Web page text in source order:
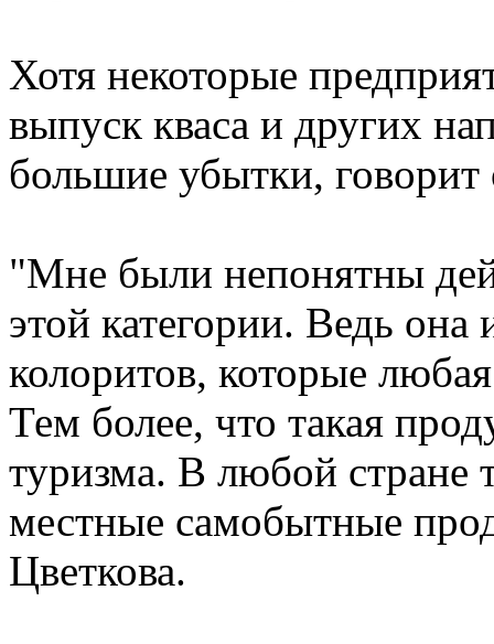
Хотя некоторые
выпуск кваса и других
большие убытки, говорит
"Мне были непонятны
этой категории. Ведь она
колоритов, которые
Тем более, что такая
туризма. В любой стране
местные самобытные
Цветкова.